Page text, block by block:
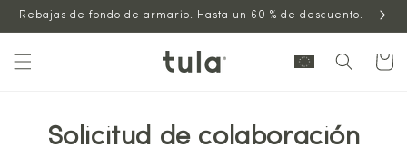
Saltar al
contenido
Rebajas de fondo de armario. Hasta un 60 % de descuento.
Carrito
Solicitud de colaboración